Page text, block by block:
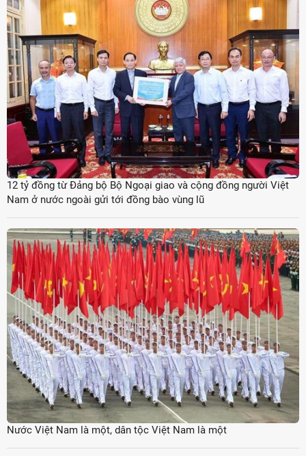
12 tỷ đồng từ Đảng bộ Bộ Ngoại giao và cộng đồng người Việt
Nam ở nước ngoài gửi tới đồng bào vùng lũ
Nước Việt Nam là một, dân tộc Việt Nam là một